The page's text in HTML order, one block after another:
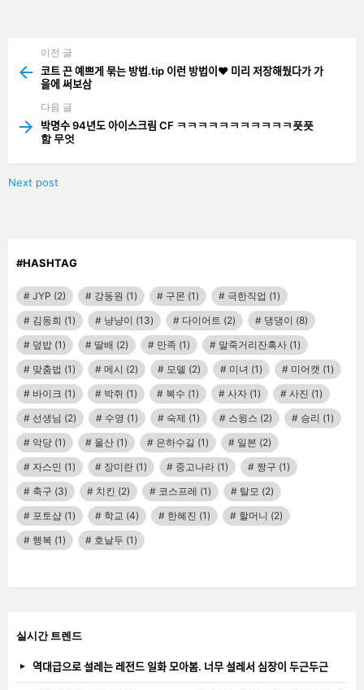
more
이전 글
코트 끈 예쁘게 묶는 방법.tip 이런 방법이❤️ 미리 저장해뒀다가 가
을에 써보삼
다음 글
박명수 94년도 아이스크림 CF ㅋㅋㅋㅋㅋㅋㅋㅋㅋㅋㅋ풋풋
함 무엇
Next post
#HASHTAG
JYP (2) 강동원 (1) 구몬 (1) 극한직업 (1)
김동희 (1) 냥냥이 (13) 다이어트 (2) 댕댕이 (8)
덮밥 (1) 딸배 (2) 만족 (1) 말죽거리잔혹사 (1)
맞춤법 (1) 메시 (2) 모델 (2) 미녀 (1) 미어캣 (1)
바이크 (1) 박쥐 (1) 복수 (1) 사자 (1) 사진 (1)
선생님 (2) 수영 (1) 숙제 (1) 스윙스 (2) 승리 (1)
악당 (1) 울산 (1) 은하수길 (1) 일본 (2)
자스민 (1) 장미란 (1) 중고나라 (1) 짱구 (1)
축구 (3) 치킨 (2) 코스프레 (1) 탈모 (2)
포토샵 (1) 학교 (4) 한혜진 (1) 할머니 (2)
행복 (1) 호날두 (1)
실시간 트렌드
역대급으로 설레는 레전드 일화 모아봄. 너무 설레서 심장이 두근두근